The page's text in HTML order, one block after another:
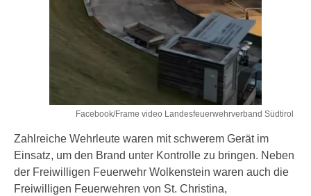
Facebook/Frame video Landesfeuerwehrverband Südtirol
Zahlreiche Wehrleute waren mit schwerem Gerät im
Einsatz, um den Brand unter Kontrolle zu bringen. Neben
der Freiwilligen Feuerwehr Wolkenstein waren auch die
Freiwilligen Feuerwehren von St. Christina,